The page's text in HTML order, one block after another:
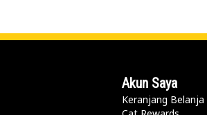
Akun Saya
Keranjang Belanja